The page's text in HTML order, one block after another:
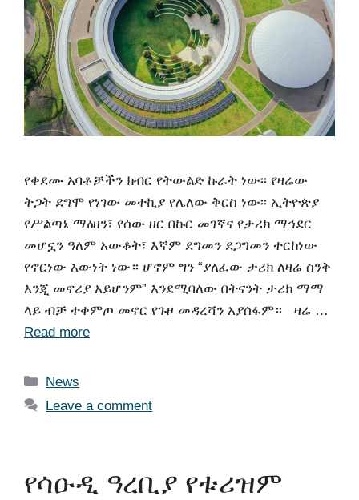
የቀደሙ አባቶቻችን ክብር የትውልድ ኩራት ነው፡፡ የዛሬው
ትጋት ደግሞ የነገው መተኪያ የሌለው ቅርስ ነው፡፡ ኢትዮጵያ
የሥልጣኔ ማዕዘን፣ የሰው ዘር በኩር መገኛና የታሪክ ማኅደር
መሆኗን ዓለም አውቆት፣ እኛም ደግመን ደጋግመን ተርከነው
የኖርነው እውነት ነው። ሆኖም ግን “ያለፈው ታሪክ ለዛሬ ስንቅ
እንጂ መኖሪያ አይሆንም” እንደሚባለው በትናንት ታሪክ ማማ
ላይ ብቻ ተቀምጦ መኖር የጉዞ መዳረሻን አያሰፋም። ዛሬ …
Read more
News
Leave a comment
የሳዑዲ ዓረቢያ የቱሪዝም